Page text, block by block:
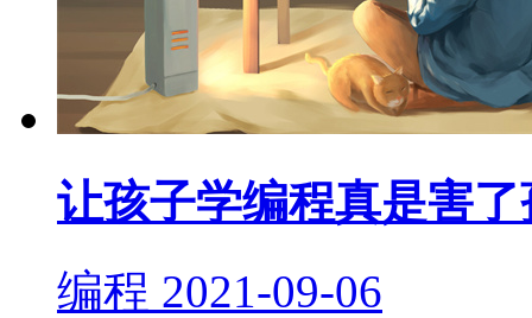
让孩子学编程真是害了
编程 2021-09-06